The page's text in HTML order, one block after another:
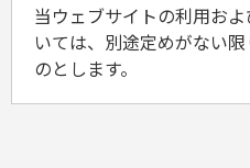
当ウェブサイトの利用お
いては、別途定めがない
のとします。